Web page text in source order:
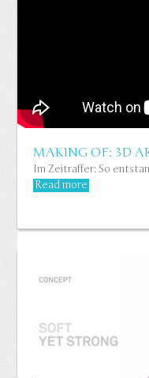
MAKING OF: 3D
Im Zeitraffer: So
Read more